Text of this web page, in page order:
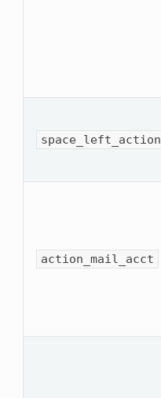
space_left_ac­tion
action_mail_acct